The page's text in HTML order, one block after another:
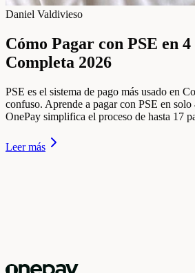
Daniel Valdivieso
Cómo Pagar con PSE en
Completa 2026
PSE es el sistema de pago más usado en
confuso. Aprende a pagar con PSE en
OnePay simplifica el proceso de hasta 17
Leer más